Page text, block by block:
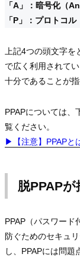
「A」：暗号化（
「P」：プロトコ
上記4つの頭文字
で広く利用されて
十分であることが
PPAPについては、
覧ください。
▶︎【注意】PPAPと
▶︎【注意】PPAPと
▶︎【注意】PPAPと
脱PPAP
PPAP（パスワード
防ぐためのセキュ
し、PPAPには問題